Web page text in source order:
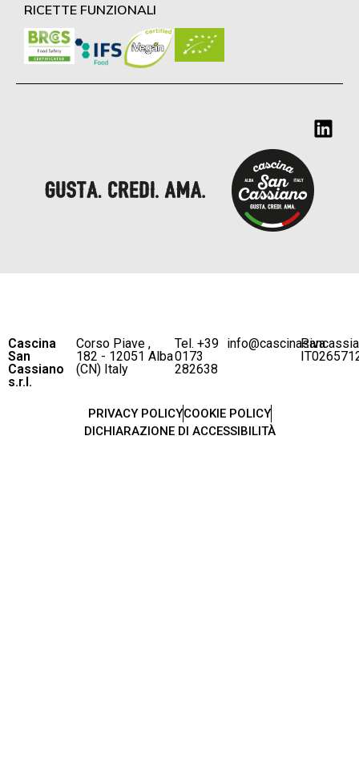
RICETTE FUNZIONALI
Cascina
San
Cassiano
s.r.l.
Corso Piave ,
182 - 12051 Alba
(CN) Italy
Tel. +39
0173
282638
P.iva
PRIVACY POLICYCOOKIE POLICY
DICHIARAZIONE DI ACCESSIBILITÀ